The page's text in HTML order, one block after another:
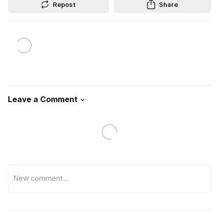
Repost Share
Leave a Comment